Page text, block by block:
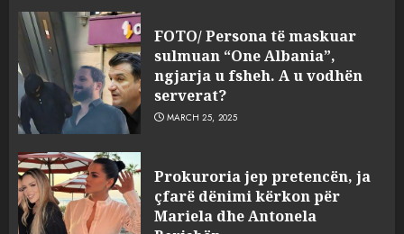
FOTO/ Persona të maskuar
sulmuan “One Albania”,
ngjarja u fsheh. A u vodhën
serverat?
MARCH 25, 2025
Prokuroria jep pretencën, ja
çfarë dënimi kërkon për
Mariela dhe Antonela